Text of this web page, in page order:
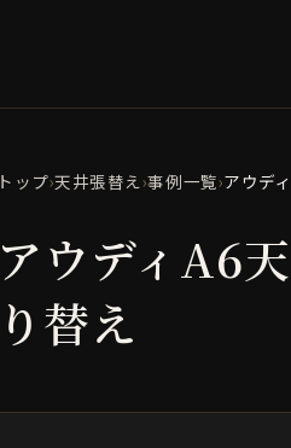
トップ›天井張替え›事例一覧›アウデ
アウディA6
り替え